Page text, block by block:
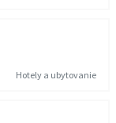
Hotely a ubytovanie